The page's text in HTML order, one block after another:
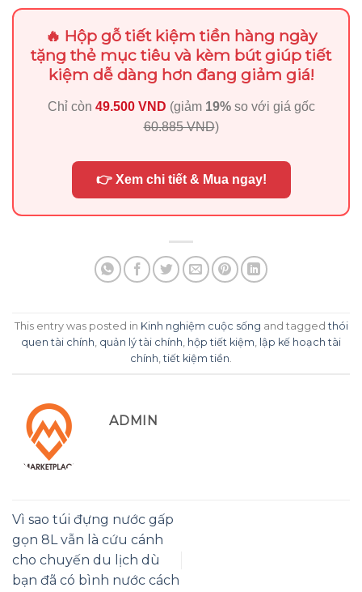
🔥 Hộp gỗ tiết kiệm tiền hàng ngày
tặng thẻ mục tiêu và kèm bút giúp tiết
kiệm dễ dàng hơn đang giảm giá!
Chỉ còn 49.500 VND (giảm 19%so với giá gốc
60.885 VND)
👉 Xem chi tiết & Mua ngay!
This entry was posted in Kinh nghiệm cuộc sống and taggedthói
quen tài chính, quản lý tài chính, hộp tiết kiệm, lập kế hoạch tài
chính,tiết kiệm tiền.
ADMIN
Vì sao túi đựng nước gấp
gọn 8L vẫn là cứu cánh
cho chuyến du lịch dù
bạn đã có bình nước cách